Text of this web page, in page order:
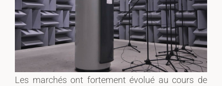
Les marchés ont fortement évolué au cours de